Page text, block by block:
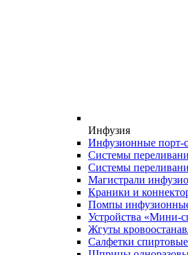
Инфузия
Инфузионные порт-
Системы
Системы
Магистрали
Краники и
Помпы
Устройства «Мини-
Жгуты
Салфетки